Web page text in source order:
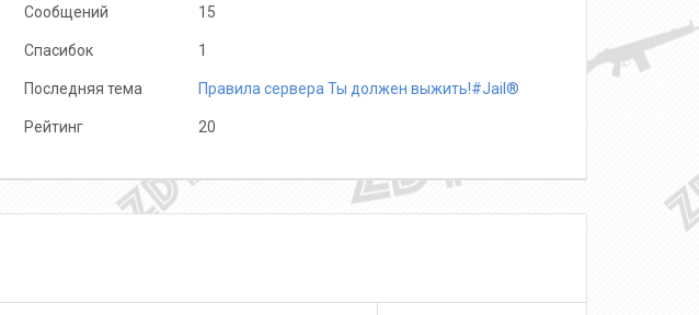
Сообщений 15
Спасибок 1
Последняя тема Правила сервера Ты должен выжить!#Jail®
Рейтинг 20